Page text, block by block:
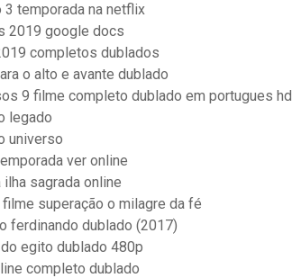
3 temporada na netflix
2019 google docs
completos dublados
o alto e avante dublado
9 filme completo dublado em portugues hd
legado
universo
ver online
sagrada online
superação o milagre da fé
ferdinando dublado (2017)
egito dublado 480p
completo dublado